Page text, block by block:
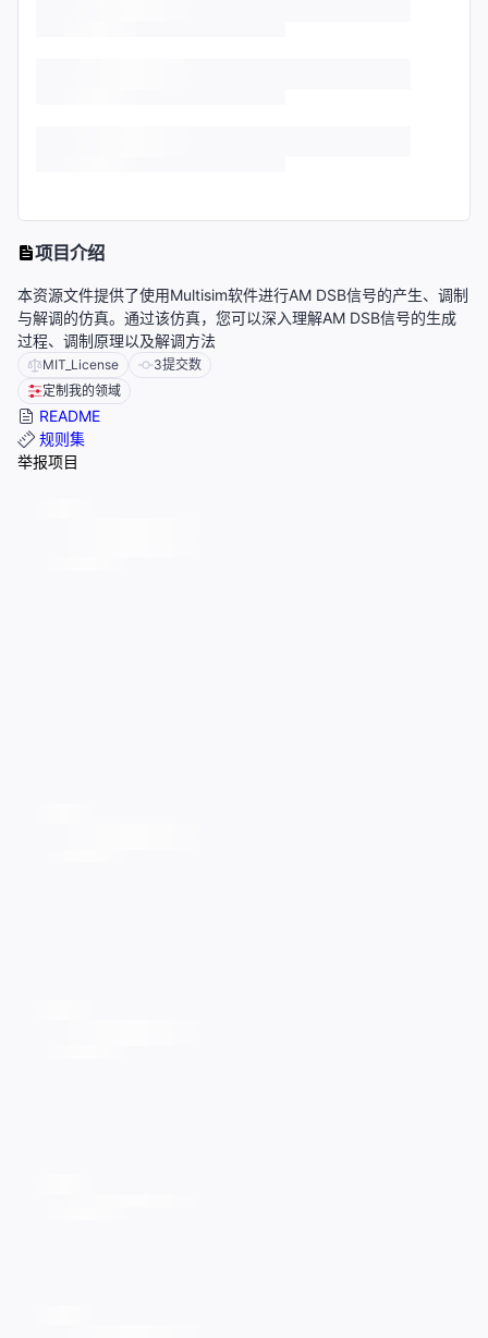
项目介绍
本资源文件提供了使用Multisim软件进行AM DSB信号的产生、调制
与解调的仿真。通过该仿真，您可以深入理解AM DSB信号的生成
过程、调制原理以及解调方法
MIT_License 3提交数
定制我的领域
README
规则集
举报项目